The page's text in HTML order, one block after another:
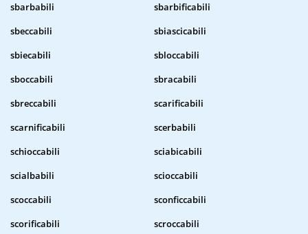
sbarbabili
sbarbificabili
sbeccabili
sbiascicabili
sbiecabili
sbloccabili
sboccabili
sbracabili
sbreccabili
scarificabili
scarnificabili
scerbabili
schioccabili
sciabicabili
scialbabili
scioccabili
scoccabili
sconficcabili
scorificabili
scroccabili